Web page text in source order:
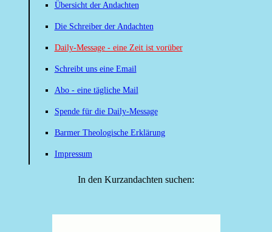
Übersicht der Andachten
Die Schreiber der Andachten
Daily-Message - eine Zeit ist vorüber
Schreibt uns eine Email
Abo - eine tägliche Mail
Spende für die Daily-Message
Barmer Theologische Erklärung
Impressum
In den Kurzandachten suchen: